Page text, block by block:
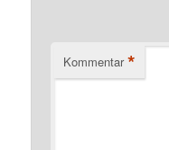
Kommentar *